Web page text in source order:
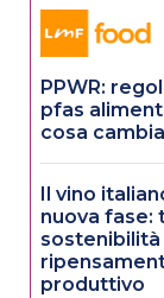
PPWR:
pfas
cosa cambia
Il vino
nuova fase:
produttivo